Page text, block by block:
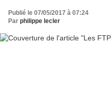
Publié le 07/05/2017 à 07:24
Par philippe lecler